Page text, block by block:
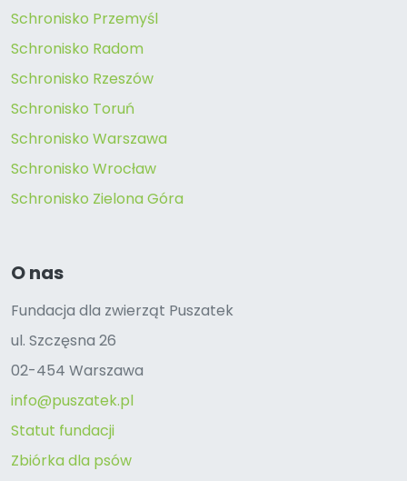
Schronisko Przemyśl
Schronisko Radom
Schronisko Rzeszów
Schronisko Toruń
Schronisko Warszawa
Schronisko Wrocław
Schronisko Zielona Góra
O nas
Fundacja dla zwierząt Puszatek
ul. Szczęsna 26
02-454 Warszawa
info@puszatek.pl
Statut fundacji
Zbiórka dla psów